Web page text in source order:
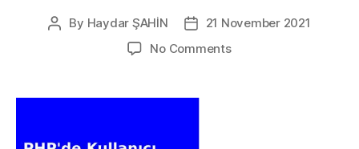
Post
By Haydar ŞAHİN
Post21 November 2021
No Commentson